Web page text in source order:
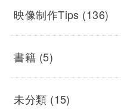
映像制作Tips (136)
書籍 (5)
未分類 (15)